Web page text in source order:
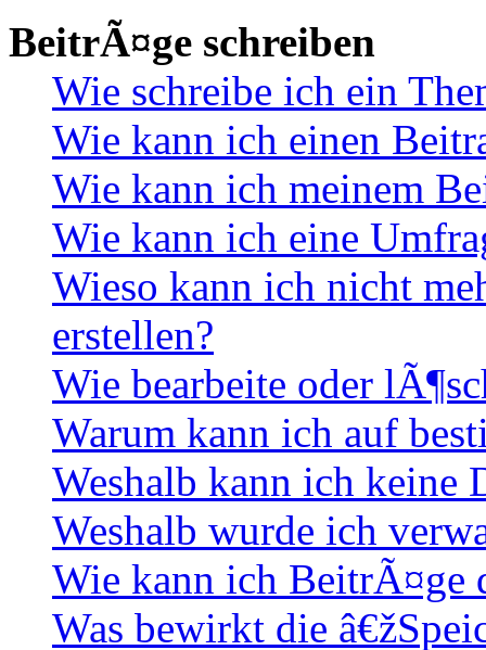
BeitrÃ¤ge schreiben
Wie schreibe ich ein
Wie kann ich einen
Wie kann ich meinem
Wie kann ich eine
Wieso kann ich nicht
erstellen?
Wie bearbeite oder
Warum kann ich auf
Weshalb kann ich keine
Weshalb wurde ich
Wie kann ich BeitrÃ¤ge
Was bewirkt die